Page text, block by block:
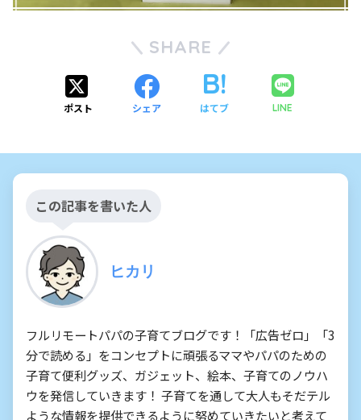
SHARE
ポスト シェア はてブ LINE
この記事を書いた人
ヒカリ
フルリモートパパの子育てブログです！「広告ゼロ」「3
分で読める」をコンセプトに頑張るママやパパのための
子育て便利グッズ、ガジェット、絵本、子育てのノウハ
ウを発信していきます！ 子育てを通して大人もそだテル
ような情報を提供できるように努めていきたいと考えて